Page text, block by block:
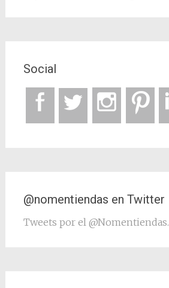
Social
@nomentiendas en Twitter
Tweets por el @Nomentiendas.